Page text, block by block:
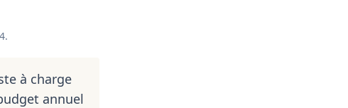
à charge
annuel